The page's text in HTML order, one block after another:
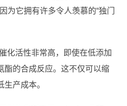
为它拥有许多令人羡慕的“独门
化活性非常高，即使在低添加
酯的合成反应。这不仅可以缩
产成本。